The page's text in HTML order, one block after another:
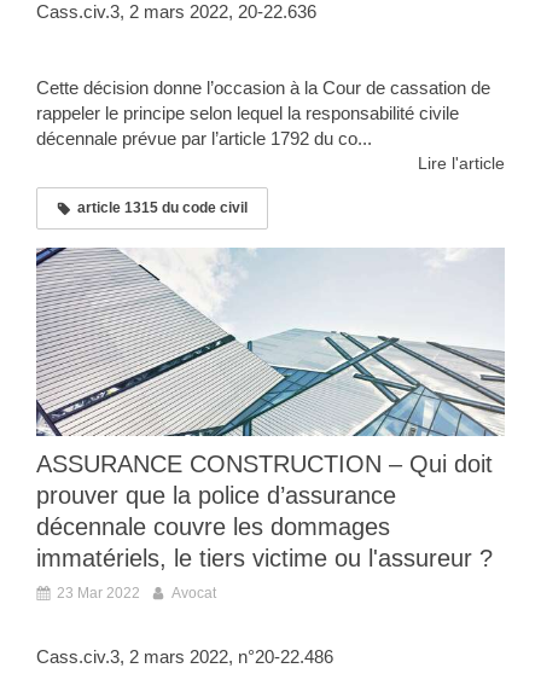
Cass.civ.3, 2 mars 2022, 20-22.636
Cette décision donne l’occasion à la Cour de cassation de
rappeler le principe selon lequel la responsabilité civile
décennale prévue par l’article 1792 du co...
Lire l'article
article 1315 du code civil
ASSURANCE CONSTRUCTION – Qui doit
prouver que la police d’assurance
décennale couvre les dommages
immatériels, le tiers victime ou l'assureur ?
23 Mar 2022 Avocat
Cass.civ.3, 2 mars 2022, n°20-22.486